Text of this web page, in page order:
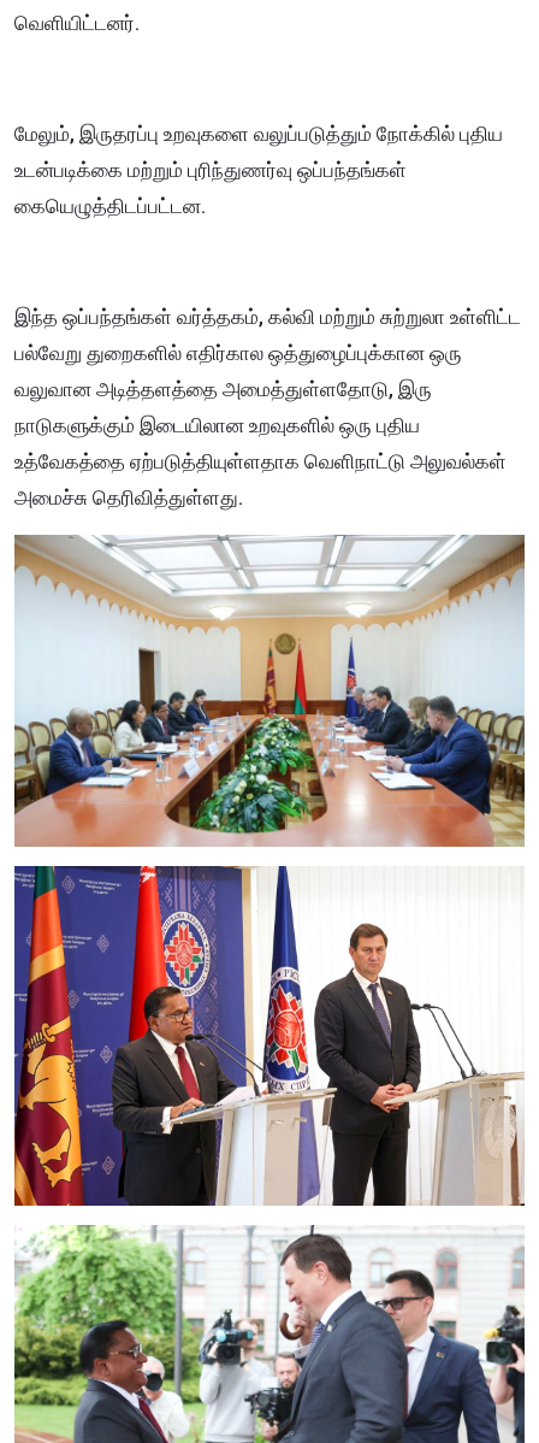
வெளியிட்டனர்.
மேலும், இருதரப்பு உறவுகளை வலுப்படுத்தும் நோக்கில் புதிய
உடன்படிக்கை மற்றும் புரிந்துணர்வு ஒப்பந்தங்கள்
கையெழுத்திடப்பட்டன.
இந்த ஒப்பந்தங்கள் வர்த்தகம், கல்வி மற்றும் சுற்றுலா உள்ளிட்ட
பல்வேறு துறைகளில் எதிர்கால ஒத்துழைப்புக்கான ஒரு
வலுவான அடித்தளத்தை அமைத்துள்ளதோடு, இரு
நாடுகளுக்கும் இடையிலான உறவுகளில் ஒரு புதிய
உத்வேகத்தை ஏற்படுத்தியுள்ளதாக வெளிநாட்டு அலுவல்கள்
அமைச்சு தெரிவித்துள்ளது.